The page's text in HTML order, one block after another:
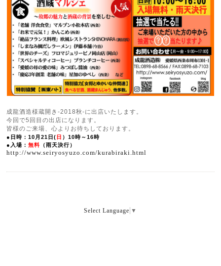
成龍酒造様蔵開き-2018秋-に出店いたします。
今回で5回目の出店になります。
皆様のご来場、心よりお待ちしております。
●日時：10月21日( 日 ）10時～16時
●入場：無料 （雨天決行）
http://www.seiryosyuzo.com/kurabiraki.html
Select Language ▼